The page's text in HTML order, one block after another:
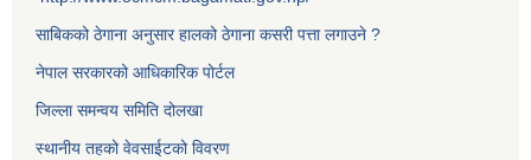
साबिकको ठेगाना अनुसार हालको ठेगाना कसरी पत्ता लगाउने ?
नेपाल सरकारको आधिकारिक पोर्टल
जिल्ला समन्वय समिति दोलखा
स्थानीय तहको वेवसाईटको विवरण